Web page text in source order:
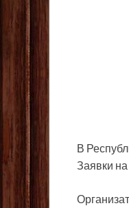
В
Заявки